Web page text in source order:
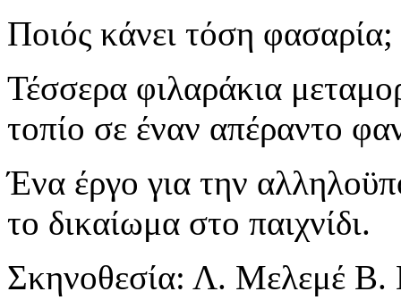
Ποιός κάνει τόση
Τέσσερα φιλαράκια
τοπίο σε έναν απέραντο
Ένα έργο για την
το δικαίωμα στο παιχνίδι.
Σκηνοθεσία: Λ. Μελεμέ